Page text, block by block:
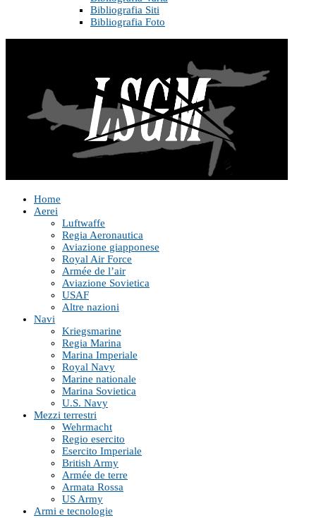
Bibliografia Siti
Bibliografia Foto
Home
Aerei
Luftwaffe
Regia Aeronautica
Aviazione giapponese
Royal Air Force
Armée de l’air
Aviazione Sovietica
USAF
Altre nazioni
Navi
Kriegsmarine
Regia Marina
Marina Imperiale
Royal Navy
Marine nationale
Marina Sovietica
U.S. Navy
Mezzi terrestri
Wehrmacht
Regio esercito
Esercito Imperiale
British Army
Armée de terre
Armata Rossa
US Army
Armi e tecnologie